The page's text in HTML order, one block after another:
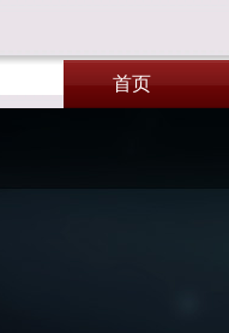
首页